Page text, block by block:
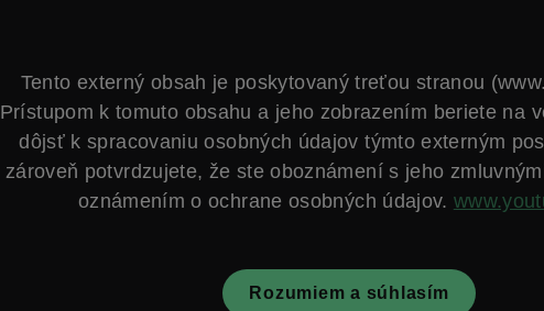
Tento externý obsah je poskytovaný treťou stranou
Prístupom k tomuto obsahu a jeho zobrazením beriete na
dôjsť k spracovaniu osobných údajov týmto externým
zároveň potvrdzujete, že ste oboznámení s jeho
oznámením o ochrane osobných údajov.
Rozumiem a súhlasím